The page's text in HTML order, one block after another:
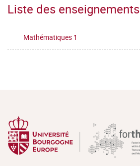
Liste des enseignements
Mathématiques 1